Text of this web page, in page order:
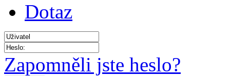
Dotaz
Zapomněli jste heslo?